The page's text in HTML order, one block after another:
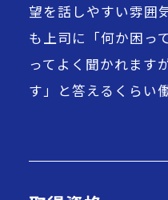
望を話しやすい雰囲
も上司に「何か困っ
ってよく聞かれます
す」と答えるくらい